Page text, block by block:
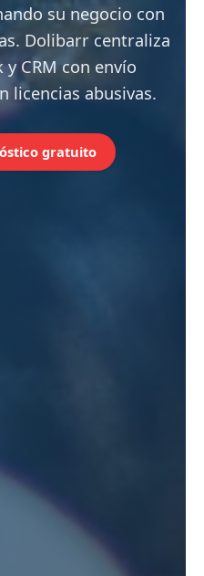
su negocio con
Dolibarr centraliza
CRM con envío
licencias abusivas.
gratuito